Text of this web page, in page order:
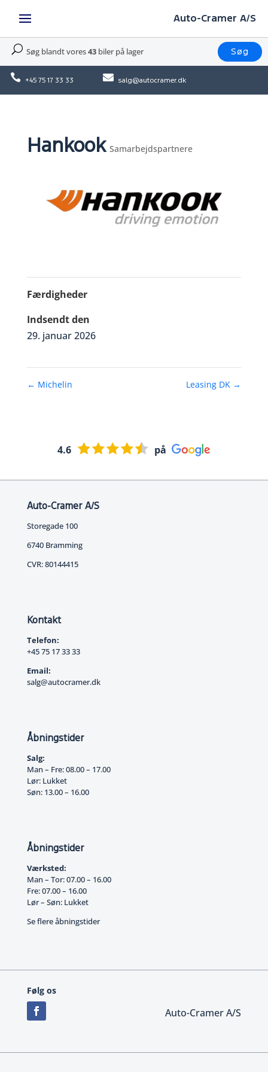
Auto-Cramer A/S
U Søg blandt vores43 biler på lager Søg
 +45 75 17 33 33  salg@autocramer.dk
Hankook Samarbejdspartnere
Færdigheder
Indsendt den
29. januar 2026
← Michelin Leasing DK →
4.6 på
Auto-Cramer A/S
Storegade 100
6740 Bramming
CVR: 80144415
Kontakt
Telefon:
+45 75 17 33 33
Email:
salg@autocramer.dk
Åbningstider
Salg:
Man – Fre: 08.00 – 17.00
Lør: Lukket
Søn: 13.00 – 16.00
Åbningstider
Værksted:
Man – Tor: 07.00 – 16.00
Fre: 07.00 – 16.00
Lør – Søn: Lukket
Se flere åbningstider
Følg os
Auto-Cramer A/S